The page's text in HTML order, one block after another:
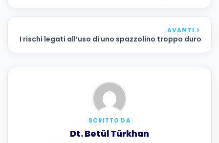
AVANTI
I rischi legati all’uso di uno spazzolino troppo duro
SCRITTO DA
Dt. Betül Türkhan